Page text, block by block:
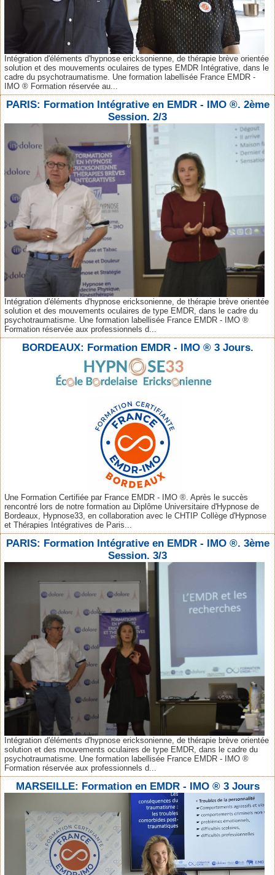
Intégration d'éléments d'hypnose ericksonienne, de thérapie brève orientée
solution et des mouvements oculaires de types EMDR Intégrative, dans le
cadre du psychotraumatisme. Une formation labellisée France EMDR -
IMO ® Formation réservée au...
PARIS: Formation Intégrative en EMDR - IMO ®. 2ème
Session. 2/3
Intégration d'éléments d'hypnose ericksonienne, de thérapie brève orientée
solution et des mouvements oculaires de type EMDR, dans le cadre du
psychotraumatisme. Une formation labellisée France EMDR - IMO ®
Formation réservée aux professionnels d...
BORDEAUX: Formation EMDR - IMO ® 3 Jours.
Une Formation Certifiée par France EMDR - IMO ®. Après le succès
rencontré lors de notre formation au Diplôme Universitaire d'Hypnose de
Bordeaux, Hypnose33, en collaboration avec le CHTIP Collège d'Hypnose
et Thérapies Intégratives de Paris...
PARIS: Formation Intégrative en EMDR - IMO ®. 3ème
Session. 3/3
Intégration d'éléments d'hypnose ericksonienne, de thérapie brève orientée
solution et des mouvements oculaires de type EMDR, dans le cadre du
psychotraumatisme. Une formation labellisée France EMDR - IMO ®
Formation réservée aux professionnels d...
MARSEILLE: Formation en EMDR - IMO ® 3 Jours